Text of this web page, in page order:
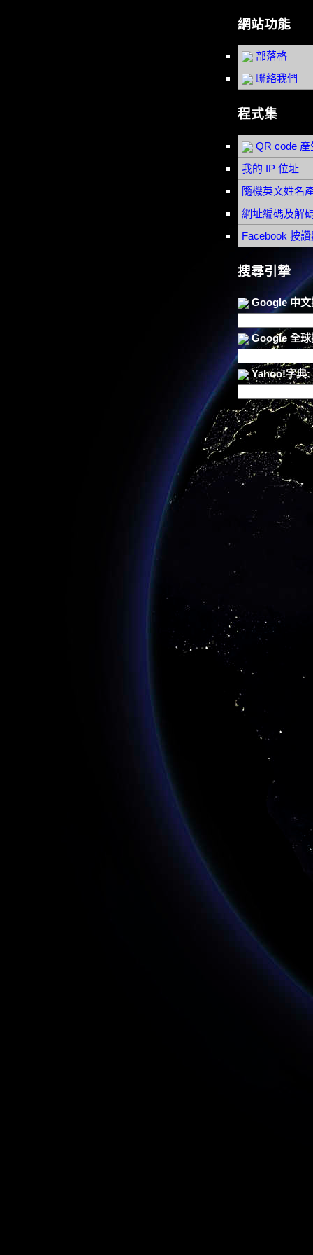
網站功能
部落格
聯絡我們
程式集
QR code 產
我的 IP 位址
隨機英文姓名
網址編碼及解
Facebook 按
搜尋引摯
Google 中
Google 全球
Yahoo!字典: